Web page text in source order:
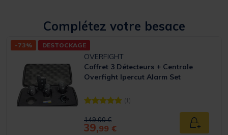
Complétez votre besace
-73% DESTOCKAGE
OVERFIGHT
Coffret 3 Détecteurs + Centrale
Overfight Ipercut Alarm Set
[object Object] out of 5 Customer Rating
(1)
Price reduced from
149,00 €to
39,99 € Ajouter